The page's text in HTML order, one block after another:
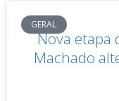
GERAL
Nova etapa
Machado